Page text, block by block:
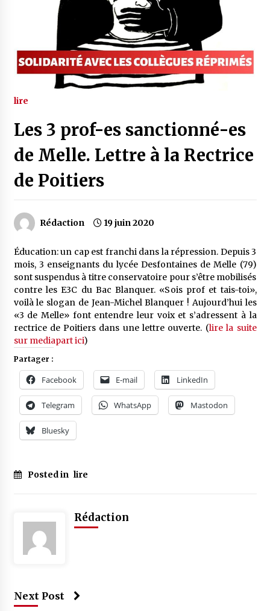
lire
Les 3 prof-es sanctionné-es
de Melle. Lettre à la Rectrice
de Poitiers
Rédaction 19 juin 2020
Éducation: un cap est franchi dans la répression. Depuis 3
mois, 3 enseignants du lycée Desfontaines de Melle (79)
sont suspendus à titre conservatoire pour s’être mobilisés
contre les E3C du Bac Blanquer. «Sois prof et tais-toi»,
voilà le slogan de Jean-Michel Blanquer ! Aujourd’hui les
«3 de Melle» font entendre leur voix et s’adressent à la
rectrice de Poitiers dans une lettre ouverte. (lire la suite
sur mediapart ici)
Partager :
Facebook E-mail LinkedIn
Telegram WhatsApp Mastodon
Bluesky
Posted in lire
#
Rédaction
Next Post